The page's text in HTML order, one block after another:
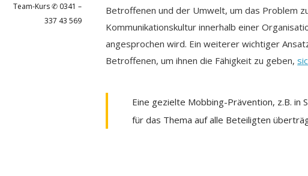
Team-Kurs ✆ 0341 –
337 43 569
Betroffenen und der Umwelt, um das Problem
Kommunikationskultur innerhalb einer
angesprochen wird. Ein weiterer wichtiger
Betroffenen, um ihnen die Fähigkeit zu geben,
Eine gezielte Mobbing-Prävention, z.B. in
für das Thema auf alle Beteiligten